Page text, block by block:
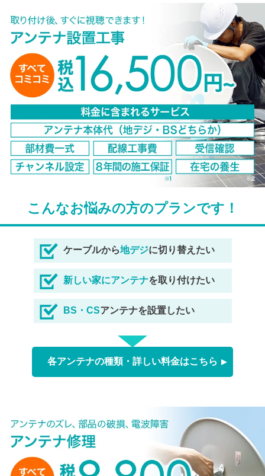
こんなお悩みの方のプランです！
ケーブルから地デジに切り替えたい
新しい家にアンテナを取り付けたい
BS・CSアンテナを設置したい
各アンテナの種類・詳しい料金はこちら